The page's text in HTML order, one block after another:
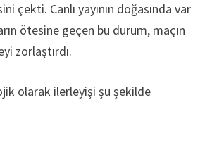
çekti. Canlı yayının doğasında var
ötesine geçen bu durum, maçın
zorlaştırdı.
olarak ilerleyişi şu şekilde